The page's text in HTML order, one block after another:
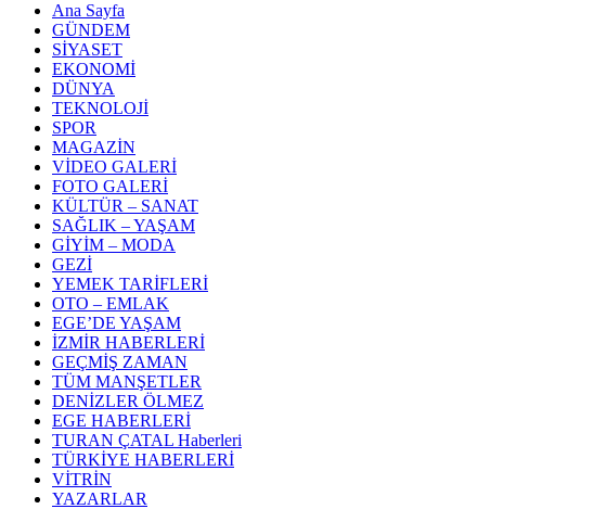
Ana Sayfa
GÜNDEM
SİYASET
EKONOMİ
DÜNYA
TEKNOLOJİ
SPOR
MAGAZİN
VİDEO GALERİ
FOTO GALERİ
KÜLTÜR – SANAT
SAĞLIK – YAŞAM
GİYİM – MODA
GEZİ
YEMEK TARİFLERİ
OTO – EMLAK
EGE’DE YAŞAM
İZMİR HABERLERİ
GEÇMİŞ ZAMAN
TÜM MANŞETLER
DENİZLER ÖLMEZ
EGE HABERLERİ
TURAN ÇATAL Haberleri
TÜRKİYE HABERLERİ
VİTRİN
YAZARLAR